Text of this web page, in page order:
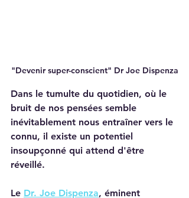
"Devenir super-conscient" Dr Joe Dispenza
Dans le tumulte du quotidien, où le
bruit de nos pensées semble
inévitablement nous entraîner vers le
connu, il existe un potentiel
insoupçonné qui attend d'être
réveillé.
Le Dr. Joe Dispenza, éminent